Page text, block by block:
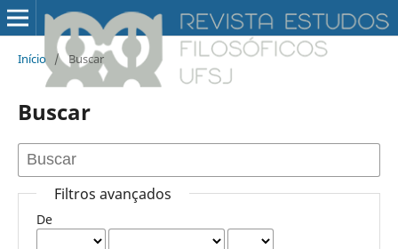
Início / Buscar
Buscar
Filtros avançados
De